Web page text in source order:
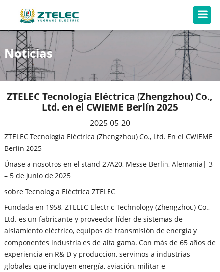
Noticias
ZTELEC Tecnología Eléctrica (Zhengzhou) Co.,
Ltd. en el CWIEME Berlín 2025
2025-05-20
ZTELEC Tecnología Eléctrica (Zhengzhou) Co., Ltd. En el CWIEME
Berlín 2025
Únase a nosotros en el stand 27A20, Messe Berlin, Alemania| 3
– 5 de junio de 2025
sobre Tecnología Eléctrica ZTELEC
Fundada en 1958, ZTELEC Electric Technology (Zhengzhou) Co.,
Ltd. es un fabricante y proveedor líder de sistemas de
aislamiento eléctrico, equipos de transmisión de energía y
componentes industriales de alta gama. Con más de 65 años de
experiencia en R& D y producción, servimos a industrias
globales que incluyen energía, aviación, militar e